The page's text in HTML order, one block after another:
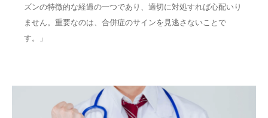
ズンの特徴的な経過の一つであり、適切に対処すれば心配いり
ません。重要なのは、合併症のサインを見逃さないことで
す。」